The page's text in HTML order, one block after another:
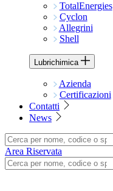
TotalEnergies
Cyclon
Allegrini
Shell
Lubrichimica
Azienda
Certificazioni
Contatti
News
Area Riservata